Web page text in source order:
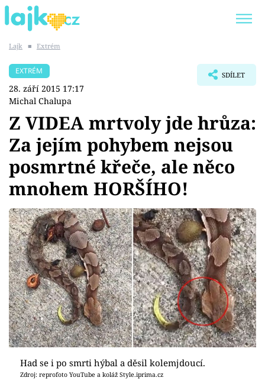
SHOPAHOLICADEL
Témata
Showbyznys
Youtubeři
Virály
Sex a vztahy
Videa
Sledujte prima+
Přihlášení
Lajk ■ Extrém
EXTRÉM
28. září 2015 17:17
Michal Chalupa
SDÍLET
Z VIDEA mrtvoly jde hrůza:
Za jejím pohybem nejsou
posmrtné křeče, ale něco
mnohem HORŠÍHO!
Had se i po smrti hýbal a děsil kolemjdoucí.
Zdroj: reprofoto YouTube a koláž Style.iprima.cz